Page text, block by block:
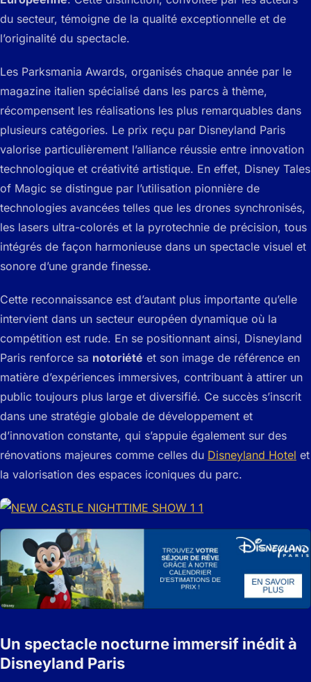
du secteur, témoigne de la qualité exceptionnelle et de
l’originalité du spectacle.
Les Parksmania Awards, organisés chaque année par le
magazine italien spécialisé dans les parcs à thème,
récompensent les réalisations les plus remarquables dans
plusieurs catégories. Le prix reçu par Disneyland Paris
valorise particulièrement l’alliance réussie entre innovation
technologique et créativité artistique. En effet, Disney Tales
of Magic se distingue par l’utilisation pionnière de
technologies avancées telles que les drones synchronisés,
les lasers ultra-colorés et la pyrotechnie de précision, tous
intégrés de façon harmonieuse dans un spectacle visuel et
sonore d’une grande finesse.
Cette reconnaissance est d’autant plus importante qu’elle
intervient dans un secteur européen dynamique où la
compétition est rude. En se positionnant ainsi, Disneyland
Paris renforce sa notoriété et son image de référence en
matière d’expériences immersives, contribuant à attirer un
public toujours plus large et diversifié. Ce succès s’inscrit
dans une stratégie globale de développement et
d’innovation constante, qui s’appuie également sur des
rénovations majeures comme celles du Disneyland Hotel et
la valorisation des espaces iconiques du parc.
Un spectacle nocturne immersif inédit à
Disneyland Paris